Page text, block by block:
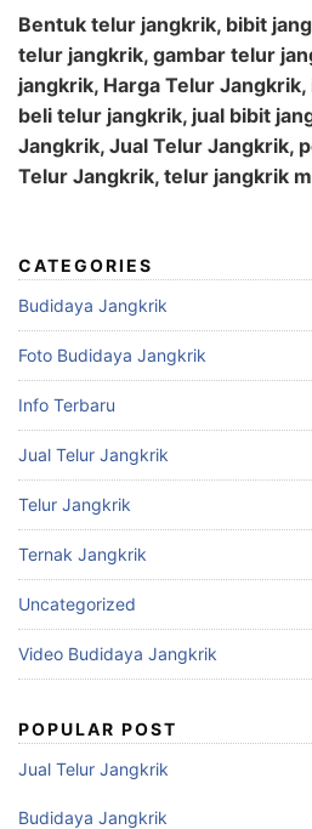
Bentuk telur jangkrik, bibit
telur jangkrik, gambar telur
jangkrik, Harga Telur
beli telur jangkrik, jual bibit
Jangkrik, Jual Telur Jangkrik,
Telur Jangkrik, telur jangkrik
CATEGORIES
Budidaya Jangkrik
Foto Budidaya Jangkrik
Info Terbaru
Jual Telur Jangkrik
Telur Jangkrik
Ternak Jangkrik
Uncategorized
Video Budidaya Jangkrik
POPULAR POST
Jual Telur Jangkrik
Budidaya Jangkrik